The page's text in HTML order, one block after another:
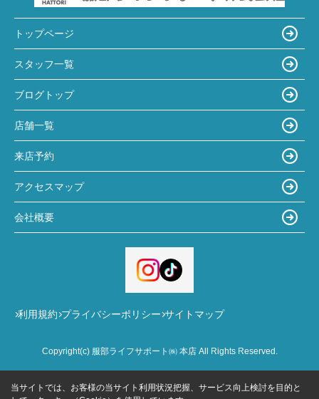
トップページ
スタッフ一覧
ブログトップ
店舗一覧
来店予約
アクセスマップ
会社概要
利用規約 プライバシーポリシー サイトマップ
Copyright(c) 服部ライフサポート㈱ 本店 All Rights Reserved.
当サイトでは、お客様の当サイト利用状況把握、サービス向上検討を目的と